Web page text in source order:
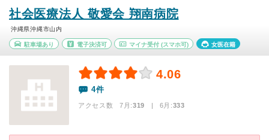
社会医療法人 敬愛会 翔南病院
沖縄県沖縄市山内
駐車場あり 電子決済可 マイナ受付 (スマホ可) 女医在籍
4.06
4件
アクセス数 7月:319 | 6月:333